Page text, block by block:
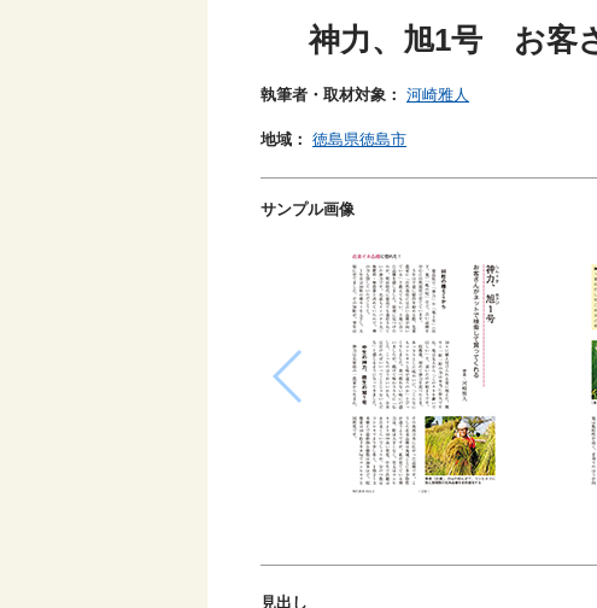
神力、旭1号 お客
執筆者・取材対象： 河崎雅人
地域： 徳島県徳島市
サンプル画像
見出し